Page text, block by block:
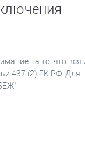
для
для
на то, что
437 (2) ГК РФ. Для